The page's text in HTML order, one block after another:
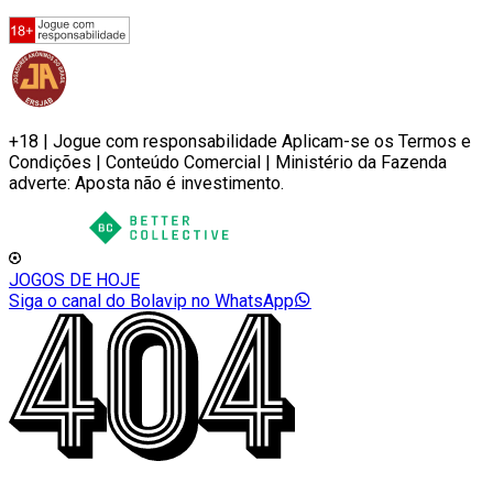
+18 | Jogue com responsabilidade Aplicam-se os Termos e
Condições | Conteúdo Comercial | Ministério da Fazenda
adverte: Aposta não é investimento.
JOGOS DE HOJE
Siga o canal do Bolavip no WhatsApp